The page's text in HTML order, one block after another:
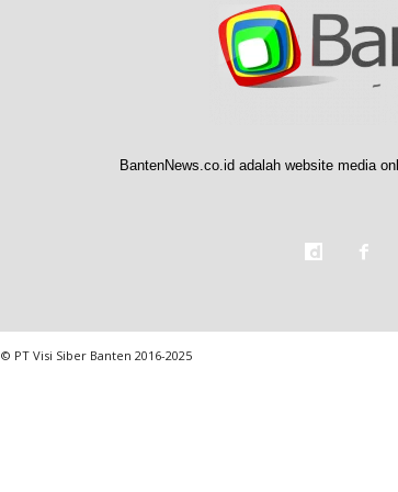
BantenNews.co.id adalah website media
© PT Visi Siber Banten 2016-2025